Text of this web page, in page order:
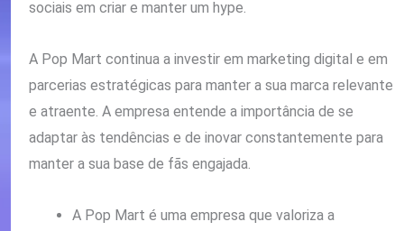
sociais em criar e manter um hype.
A Pop Mart continua a investir em marketing digital e em
parcerias estratégicas para manter a sua marca relevante
e atraente. A empresa entende a importância de se
adaptar às tendências e de inovar constantemente para
manter a sua base de fãs engajada.
A Pop Mart é uma empresa que valoriza a